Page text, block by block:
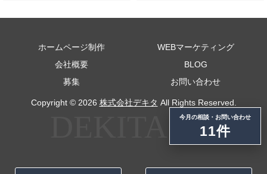
ホームページ制作
WEBマーケティング
会社概要
BLOG
募集
お問い合わせ
Copyright © 2026 株式会社デキタ All Rights Reserved.
今月の相談・お問い合わせ
11件